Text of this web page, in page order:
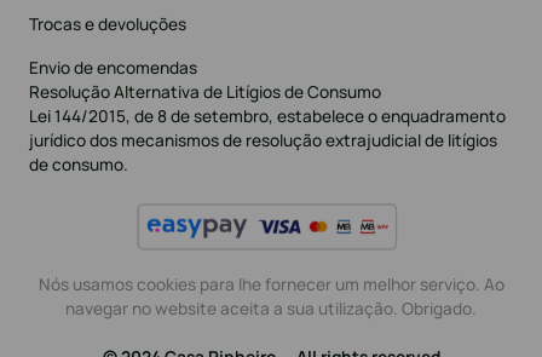
Trocas e devoluções
Envio de encomendas
Resolução Alternativa de Litígios de Consumo
Lei 144/2015, de 8 de setembro, estabelece o enquadramento
jurídico dos mecanismos de resolução extrajudicial de litígios
de consumo.
Nós usamos cookies para lhe fornecer um melhor serviço. Ao
navegar no website aceita a sua utilização. Obrigado.